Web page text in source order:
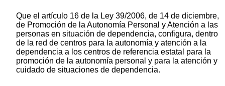
Que el artículo 16 de la Ley 39/2006, de 14 de diciembre,
de Promoción de la Autonomía Personal y Atención a las
personas en situación de dependencia, configura, dentro
de la red de centros para la autonomía y atención a la
dependencia a los centros de referencia estatal para la
promoción de la autonomía personal y para la atención y
cuidado de situaciones de dependencia.